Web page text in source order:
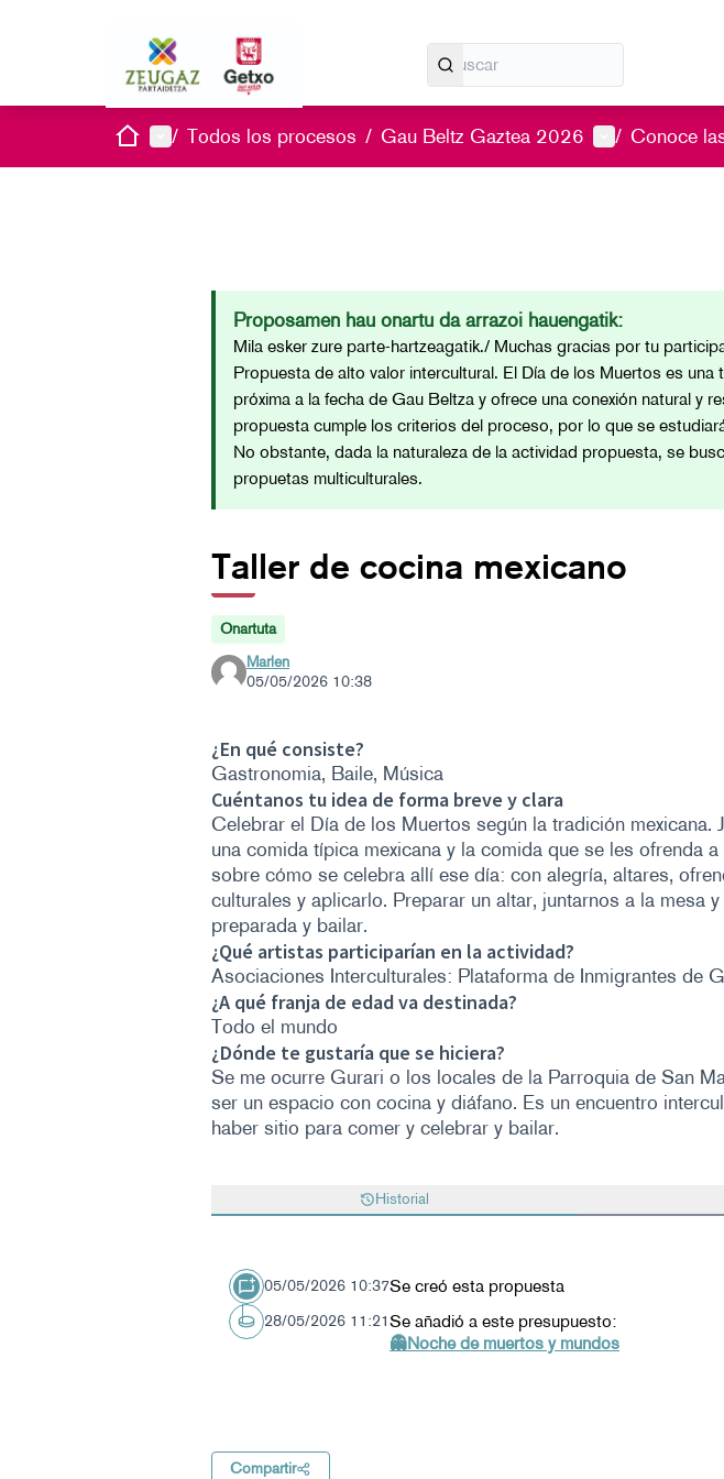
InicioMenú principal
/ Todos los procesos / Gau Beltz Gaztea 2026 Menú de
/ Conoce
Proposamen hau onartu da arrazoi hauengatik:
Mila esker zure parte-hartzeagatik./ Muchas gracias por tu
Propuesta de alto valor intercultural. El Día de los Muertos es una
próxima a la fecha de Gau Beltza y ofrece una conexión natural y
propuesta cumple los criterios del proceso, por lo que se
No obstante, dada la naturaleza de la actividad propuesta, se
propuetas multiculturales.
Taller de cocina mexicano
Onartuta
Marlen
05/05/2026 10:38
¿En qué consiste?
Gastronomia, Baile, Música
Cuéntanos tu idea de forma breve y clara
Celebrar el Día de los Muertos según la tradición mexicana.
una comida típica mexicana y la comida que se les ofrenda
sobre cómo se celebra allí ese día: con alegría, altares,
culturales y aplicarlo. Preparar un altar, juntarnos a la mesa
preparada y bailar.
¿Qué artistas participarían en la actividad?
Asociaciones Interculturales: Plataforma de Inmigrantes de
¿A qué franja de edad va destinada?
Todo el mundo
¿Dónde te gustaría que se hiciera?
Se me ocurre Gurari o los locales de la Parroquia de San
ser un espacio con cocina y diáfano. Es un encuentro
haber sitio para comer y celebrar y bailar.
Historial
05/05/2026 10:37Se creó esta propuesta
28/05/2026 11:21Se añadió a este presupuesto:
👻Noche de muertos y mundos
Compartir